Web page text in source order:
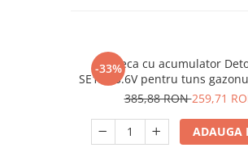
Aparate de aer conditionat
Foarfeci tuns oi
Incubatoare oua
-33%
Foarfeca cu acumulator
SE126 3.6V pentru tuns
385,88 RON259,71
ADAUGA